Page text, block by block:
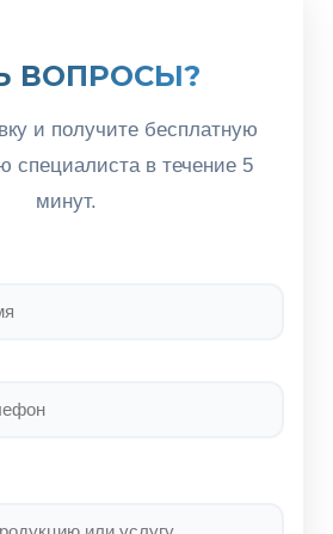
ВОПРОСЫ?
и получите бесплатную
специалиста в течение 5
минут.